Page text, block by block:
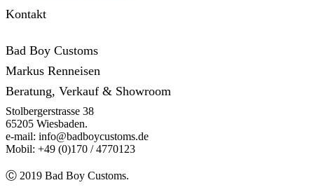
Kontakt
Bad Boy Customs
Markus Renneisen
Beratung, Verkauf & Showroom
Stolbergerstrasse 38
65205 Wiesbaden.
e-mail: info@badboycustoms.de
Mobil: +49 (0)170 / 4770123
Ⓒ 2019 Bad Boy Customs.